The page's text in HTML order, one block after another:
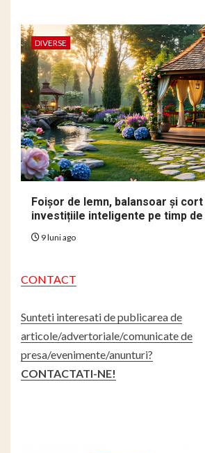
DIVERSE
Foișor de lemn, balansoar și
investițiile inteligente pe timp de
9 luni ago
CONTACT
Sunteti interesati de publicarea de
articole/advertoriale/comunicate de
presa/evenimente/anunturi?
CONTACTATI-NE!